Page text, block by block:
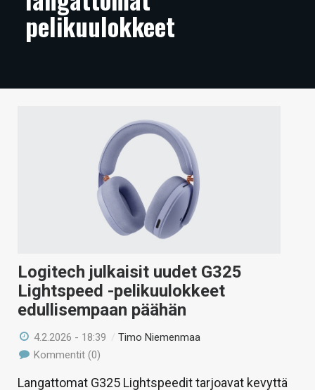
ARTIKKELIT
HAKU
pelikuulokkeet
Logitech julkaisit uudet G325
Lightspeed -pelikuulokkeet
edullisempaan päähän
4.2.2026 - 18:39 /Timo Niemenmaa
Kommentit (0)
Langattomat G325 Lightspeedit tarjoavat kevyttä